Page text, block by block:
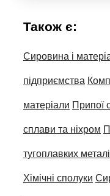
Також є:
Сировина і
підприємства
матеріали Припої
сплави та ніхром
тугоплавких
Хімічні сполуки